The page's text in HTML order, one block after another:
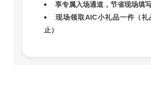
享专属入场通道，节省现场填
现场领取AIC小礼品一件（
止）